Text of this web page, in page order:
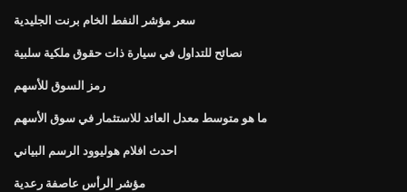
سعر مؤشر النفط الخام برنت الجليدية
نصائح للتداول في سيارة ذات حقوق ملكية سلبية
رمز السوق للأسهم
ما هو متوسط ​​معدل العائد للاستثمار في سوق الأسهم
احدث افلام هوليوود الرسم البياني
مؤشر الرأس عاصفة رعدية